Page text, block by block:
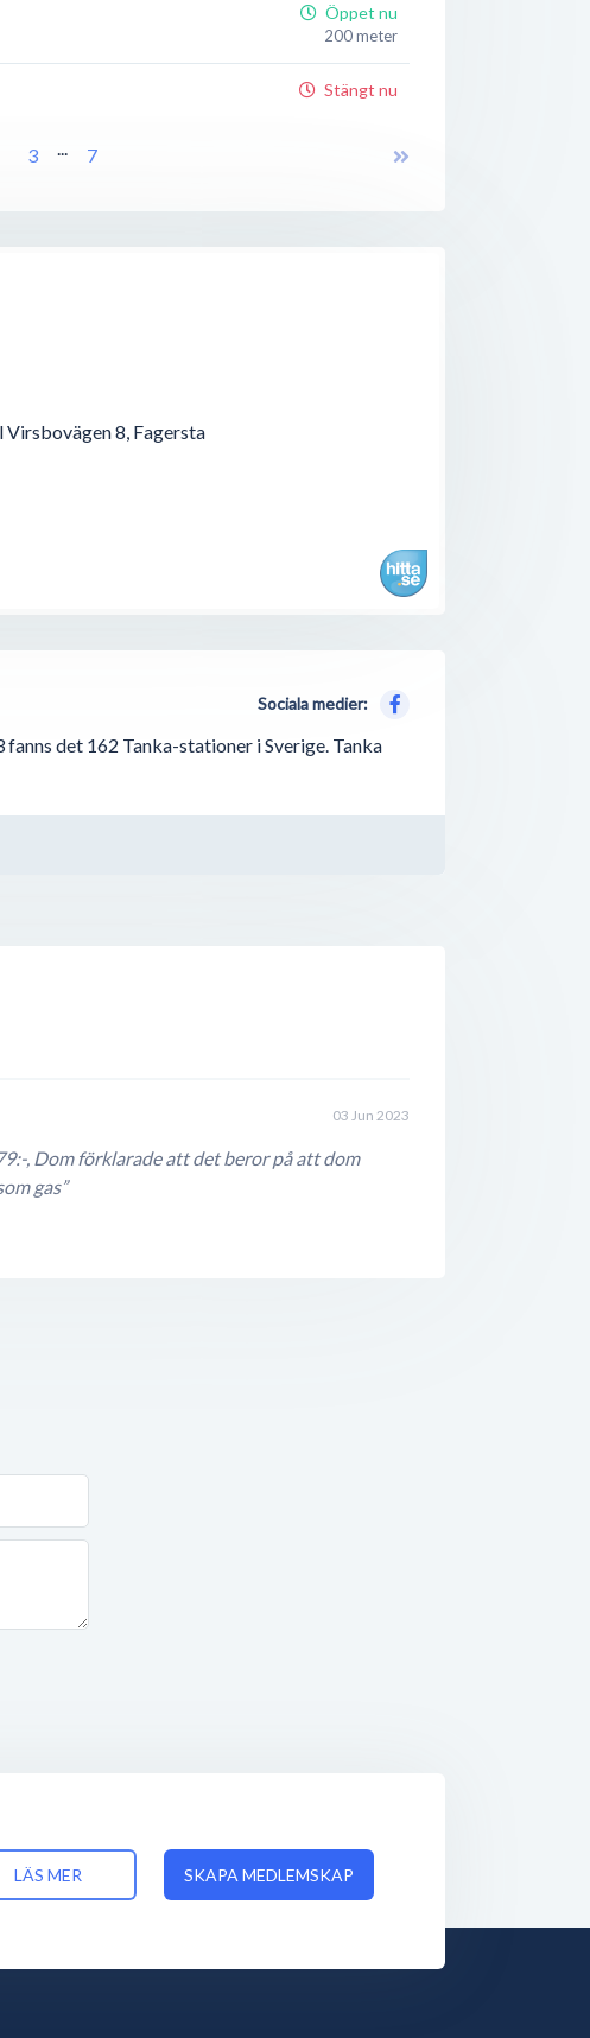
Öppet nu
200 meter
Stängt nu
Stängt nu
3 ... 7
Sociala medier:
det 162 Tanka-stationer i Sverige. Tanka
03 Jun 2023
, Dom förklarade att det beror på att dom
gas”
LÄS MER SKAPA MEDLEMSKAP